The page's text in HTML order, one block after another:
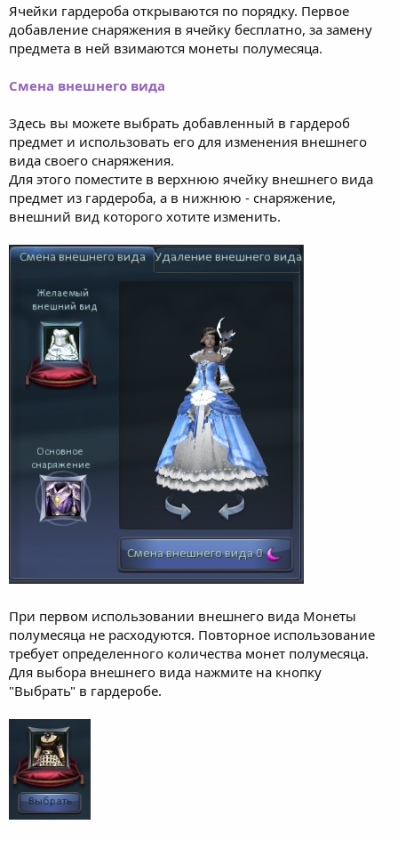
Ячейки гардероба открываются по порядку. Первое
добавление снаряжения в ячейку бесплатно, за замену
предмета в ней взимаются монеты полумесяца.
Смена внешнего вида
Здесь вы можете выбрать добавленный в гардероб
предмет и использовать его для изменения внешнего
вида своего снаряжения.
Для этого поместите в верхнюю ячейку внешнего вида
предмет из гардероба, а в нижнюю - снаряжение,
внешний вид которого хотите изменить.
При первом использовании внешнего вида Монеты
полумесяца не расходуются. Повторное использование
требует определенного количества монет полумесяца.
Для выбора внешнего вида нажмите на кнопку
"Выбрать" в гардеробе.